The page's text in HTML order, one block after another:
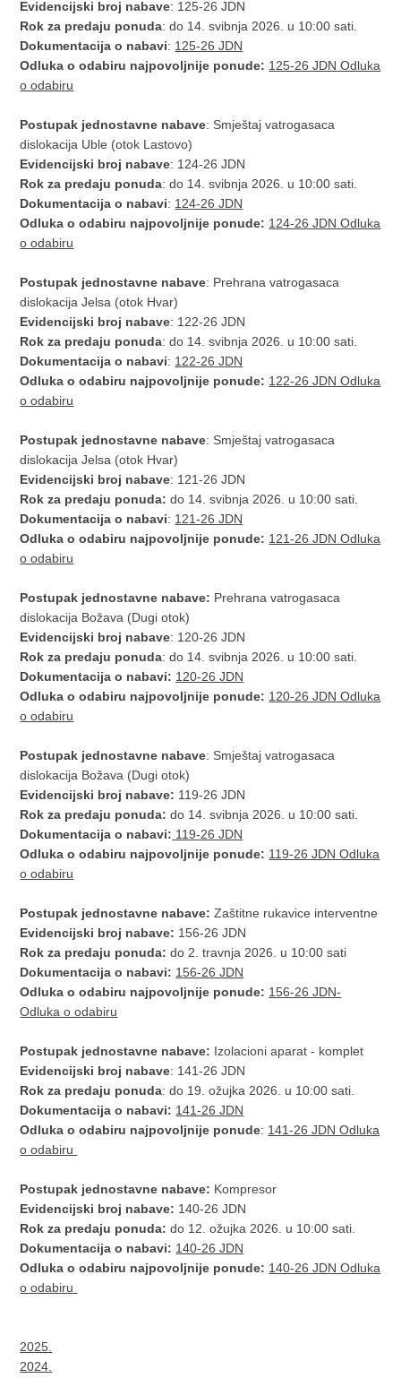
Evidencijski broj nabave: 125-26 JDN
Rok za predaju ponuda: do 14. svibnja 2026. u 10:00 sati.
Dokumentacija o nabavi: 125-26 JDN
Odluka o odabiru najpovoljnije ponude: 125-26 JDN Odluka
o odabiru
Postupak jednostavne nabave: Smještaj vatrogasaca
dislokacija Uble (otok Lastovo)
Evidencijski broj nabave: 124-26 JDN
Rok za predaju ponuda: do 14. svibnja 2026. u 10:00 sati.
Dokumentacija o nabavi: 124-26 JDN
Odluka o odabiru najpovoljnije ponude: 124-26 JDN Odluka
o odabiru
Postupak jednostavne nabave: Prehrana vatrogasaca
dislokacija Jelsa (otok Hvar)
Evidencijski broj nabave: 122-26 JDN
Rok za predaju ponuda: do 14. svibnja 2026. u 10:00 sati.
Dokumentacija o nabavi: 122-26 JDN
Odluka o odabiru najpovoljnije ponude: 122-26 JDN Odluka
o odabiru
Postupak jednostavne nabave: Smještaj vatrogasaca
dislokacija Jelsa (otok Hvar)
Evidencijski broj nabave: 121-26 JDN
Rok za predaju ponuda: do 14. svibnja 2026. u 10:00 sati.
Dokumentacija o nabavi: 121-26 JDN
Odluka o odabiru najpovoljnije ponude: 121-26 JDN Odluka
o odabiru
Postupak jednostavne nabave: Prehrana vatrogasaca
dislokacija Božava (Dugi otok)
Evidencijski broj nabave: 120-26 JDN
Rok za predaju ponuda: do 14. svibnja 2026. u 10:00 sati.
Dokumentacija o nabavi: 120-26 JDN
Odluka o odabiru najpovoljnije ponude: 120-26 JDN Odluka
o odabiru
Postupak jednostavne nabave: Smještaj vatrogasaca
dislokacija Božava (Dugi otok)
Evidencijski broj nabave: 119-26 JDN
Rok za predaju ponuda: do 14. svibnja 2026. u 10:00 sati.
Dokumentacija o nabavi: 119-26 JDN
Odluka o odabiru najpovoljnije ponude: 119-26 JDN Odluka
o odabiru
Postupak jednostavne nabave:Zaštitne rukavice interventne
Evidencijski broj nabave: 156-26 JDN
Rok za predaju ponuda:do 2. travnja 2026. u 10:00 sati
Dokumentacija o nabavi: 156-26 JDN
Odluka o odabiru najpovoljnije ponude: 156-26 JDN-
Odluka o odabiru
Postupak jednostavne nabave: Izolacioni aparat - komplet
Evidencijski broj nabave: 141-26 JDN
Rok za predaju ponuda: do 19. ožujka 2026. u 10:00 sati.
Dokumentacija o nabavi: 141-26 JDN
Odluka o odabiru najpovoljnije ponude: 141-26 JDN Odluka
o odabiru
Postupak jednostavne nabave: Kompresor
Evidencijski broj nabave: 140-26 JDN
Rok za predaju ponuda:do 12. ožujka 2026. u 10:00 sati.
Dokumentacija o nabavi: 140-26 JDN
Odluka o odabiru najpovoljnije ponude: 140-26 JDN Odluka
o odabiru
2025.
2024.